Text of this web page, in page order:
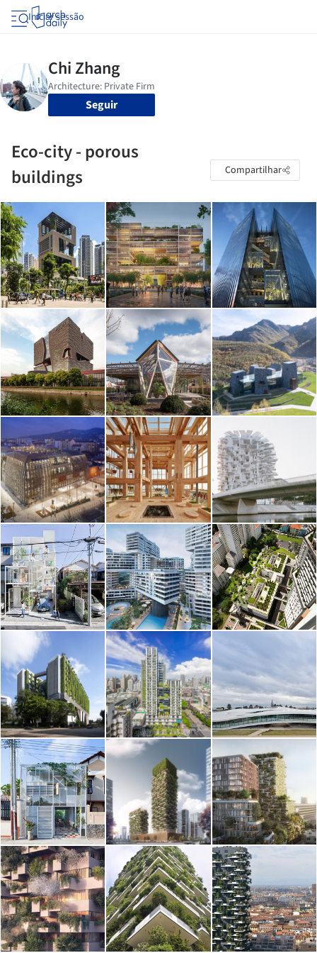
Iniciar sessão
Seguir
Eco-city - porous
buildings
Compartilhar